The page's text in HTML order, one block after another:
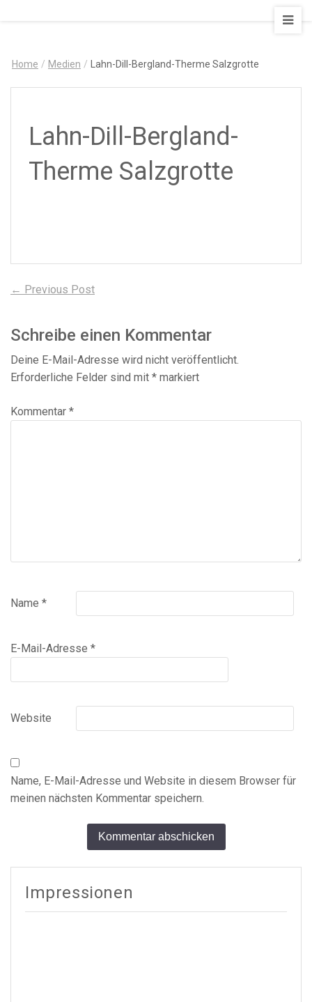
Art
&
Design
Home / Medien / Lahn-Dill-Bergland-Therme Salzgrotte
Lahn-Dill-Bergland-
Therme Salzgrotte
Beitragsnavigation
← Previous PostPrevious
Schreibe einen Kommentar
Deine E-Mail-Adresse wird nicht veröffentlicht.
Erforderliche Felder sind mit * markiert
Kommentar *
Name *
E-Mail-Adresse *
Website
Name, E-Mail-Adresse und Website in diesem Browser für
meinen nächsten Kommentar speichern.
Impressionen